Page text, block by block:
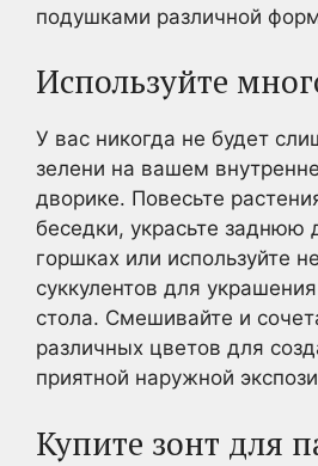
подушками различной
Используйте
У вас никогда не будет
зелени на вашем
дворике. Повесьте
беседки, украсьте заднюю
горшках или используйте
суккулентов для
стола. Смешивайте и
различных цветов для
приятной наружной
Купите зонт для